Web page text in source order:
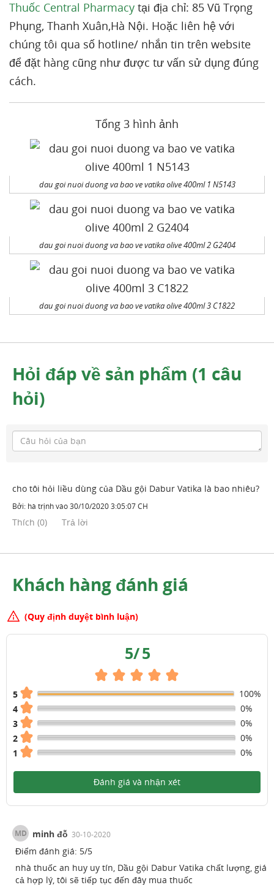
Thuốc Central Pharmacy tại địa chỉ: 85 Vũ Trọng
Phụng, Thanh Xuân,Hà Nội. Hoặc liên hệ với
chúng tôi qua số hotline/ nhắn tin trên website
để đặt hàng cũng như được tư vấn sử dụng đúng
cách.
Tổng 3 hình ảnh
dau goi nuoi duong va bao ve vatika olive 400ml 1 N5143
dau goi nuoi duong va bao ve vatika olive 400ml 2 G2404
dau goi nuoi duong va bao ve vatika olive 400ml 3 C1822
Hỏi đáp về sản phẩm (1 câu
hỏi)
cho tôi hỏi liều dùng của Dầu gội Dabur Vatika là bao nhiêu?
Bởi: hà trịnhvào30/10/2020 3:05:07 CH
Thích (0) Trả lời
Khách hàng đánh giá
(Quy định duyệt bình luận)
5/5
5
100%
4
0%
3
0%
2
0%
1
0%
Đánh giá và nhận xét
MD minh đỗ 30-10-2020
Điểm đánh giá: 5/5
nhà thuốc an huy uy tín, Dầu gội Dabur Vatika chất lượng, giá
cả hợp lý, tôi sẽ tiếp tục đến đây mua thuốc